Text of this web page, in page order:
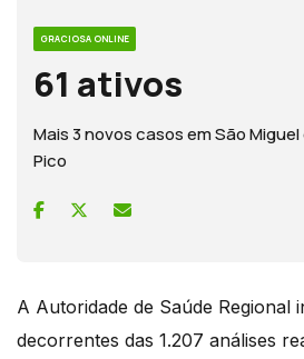
GRACIOSA ONLINE
61 ativos
Mais 3 novos casos em São
Pico
A Autoridade de Saúde Regional
decorrentes das 1.207 análises